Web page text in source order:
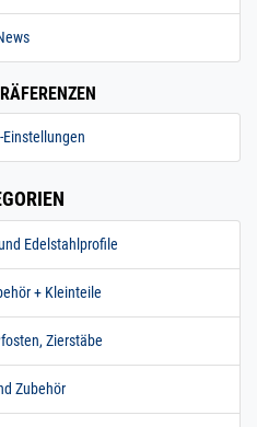
Edelstahlprofile
+ Kleinteile
Zierstäbe
Zubehör